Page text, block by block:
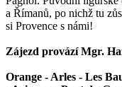
a Římanů, po nichž tu
si Provence s námi!
Zájezd provází Mgr.
Orange - Arles - Les